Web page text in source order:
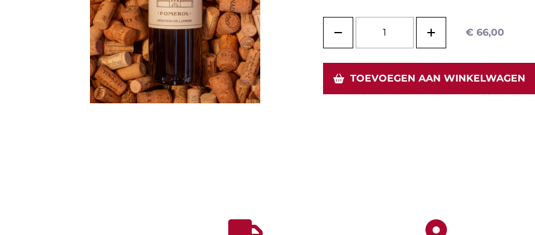
€ 66,00
TOEVOEGEN AAN WINKELWAGEN